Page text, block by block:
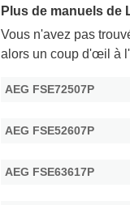
Plus de manuels de
Vous n'avez pas
alors un coup d'œil à
AEG FSE72507P
AEG FSE52607P
AEG FSE63617P